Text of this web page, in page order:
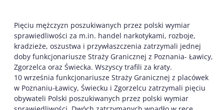
Pięciu mężczyzn poszukiwanych przez polski wymiar
sprawiedliwości za m.in. handel narkotykami, rozboje,
kradzieże, oszustwa i przywłaszczenia zatrzymali jednej
doby funkcjonariusze Straży Granicznej z Poznania- Ławicy,
Zgorzelca oraz Świecka. Wszyscy trafili za kraty.
10 września funkcjonariusze Straży Granicznej z placówek
w Poznaniu-Ławicy, Świecku i Zgorzelcu zatrzymali pięciu
obywateli Polski poszukiwanych przez polski wymiar